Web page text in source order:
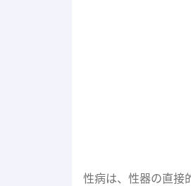
性病は、性器の直接